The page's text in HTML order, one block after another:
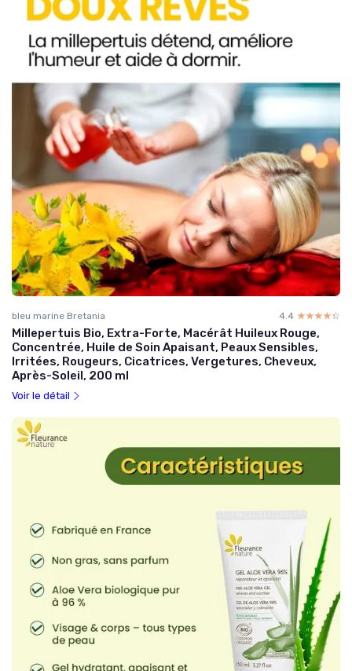
bleu marine Bretania 4.4 ☆☆☆☆☆
★★★★★
Millepertuis Bio, Extra-Forte, Macérât Huileux Rouge,
Concentrée, Huile de Soin Apaisant, Peaux Sensibles,
Irritées, Rougeurs, Cicatrices, Vergetures, Cheveux,
Après-Soleil, 200 ml
Voir le détail